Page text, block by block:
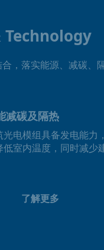
，落实能源、减碳
减碳及隔热
光电模组具备发电能力
低室内温度，同时减少
了解更多